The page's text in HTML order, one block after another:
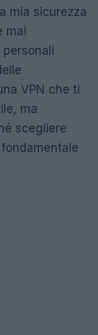
mia sicurezza
mai
personali
VPN che ti
ma
scegliere